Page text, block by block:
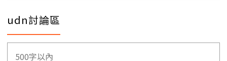
udn討論區